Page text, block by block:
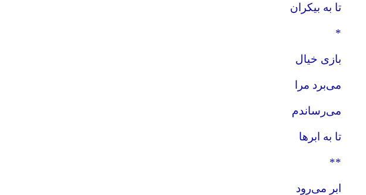
تا به بیکران
*
بازی خیال
می‌برد مرا
می‌رساندم
تا به ابرها
**
ابر می‌رود